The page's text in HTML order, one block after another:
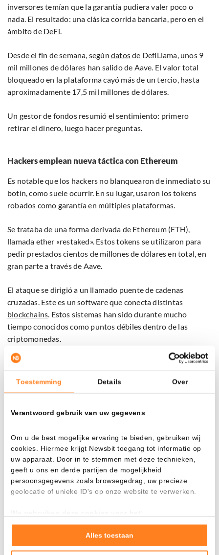
Toestemming Details Over
Verantwoord gebruik van uw gegevens
Om u de best mogelijke ervaring te bieden, gebruiken wij
cookies. Hiermee krijgt Newsbit toegang tot informatie op
uw apparaat. Door in te stemmen met deze technieken,
geeft u ons en derde partijen de mogelijkheid
persoonsgegevens zoals browsegedrag, uw precieze
geolocatie of unieke ID's op onze website te verwerken.
Goed laten functioneren van deze website
Verzamelen van gebruiksstatistieken
Tonen en meten van relevante advertenties
Alles toestaan
inversores temían que la garantía pudiera valer poco o
nada. El resultado: una clásica corrida bancaria, pero en el
ámbito de DeFi.
Desde el fin de semana, según datosde DefiLlama, unos 9
mil millones de dólares han salido de Aave. El valor total
bloqueado en la plataforma cayó más de un tercio, hasta
aproximadamente 17,5 mil millones de dólares.
Un gestor de fondos resumió el sentimiento: primero
retirar el dinero, luego hacer preguntas.
Hackers emplean nueva táctica con Ethereum
Es notable que los hackers no blanquearon de inmediato su
botín, como suele ocurrir. En su lugar, usaron los tokens
robados como garantía en múltiples plataformas.
Se trataba de una forma derivada de Ethereum (ETH),
llamada ether «restaked». Estos tokens se utilizaron para
pedir prestados cientos de millones de dólares en total, en
gran parte a través de Aave.
El ataque se dirigió a un llamado puente de cadenas
cruzadas. Este es un software que conecta distintas
blockchains. Estos sistemas han sido durante mucho
tiempo conocidos como puntos débiles dentro de las
criptomonedas.
Según empresas de seguridad, la complejidad del ataque
desarrolladores de la infraestructura utilizada comparten
Aave ha intervenido y ha suspendido temporalmente los
mercados afectados. Según la plataforma, los tokens en la
blockchain de Ethereum todavía están completamente
respaldados, pero la incertidumbre entre los usuarios sigue
El incidente demuestra cuán vulnerable sigue siendo el
sector. Las plataformas DeFi permiten operar y prestar sin
intermediarios, pero también conllevan riesgos.